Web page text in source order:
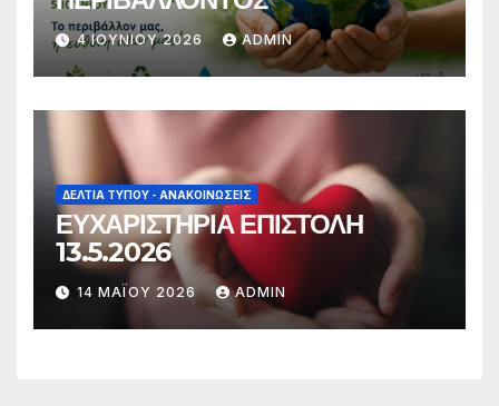
4 ΙΟΥΝΊΟΥ 2026 ADMIN
ΔΕΛΤΊΑ ΤΎΠΟΥ - ΑΝΑΚΟΙΝΏΣΕΙΣ
ΕΥΧΑΡΙΣΤΗΡΙΑ ΕΠΙΣΤΟΛΗ
13.5.2026
14 ΜΑΪ́ΟΥ 2026 ADMIN